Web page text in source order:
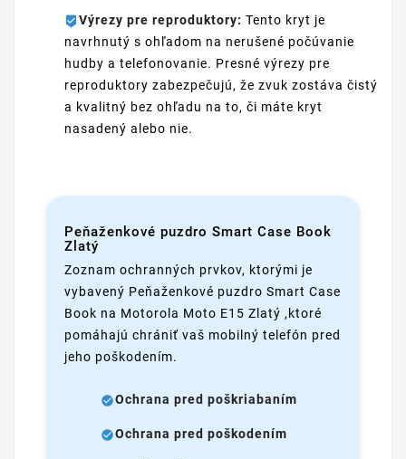
Výrezy pre reproduktory: Tento kryt je
navrhnutý s ohľadom na nerušené počúvanie
hudby a telefonovanie. Presné výrezy pre
reproduktory zabezpečujú, že zvuk zostáva čistý
a kvalitný bez ohľadu na to, či máte kryt
nasadený alebo nie.
Peňaženkové puzdro Smart Case Book
Zlatý
Zoznam ochranných prvkov, ktorými je
vybavený Peňaženkové puzdro Smart Case
Book na Motorola Moto E15 Zlatý ,ktoré
pomáhajú chrániť vaš mobilný telefón pred
jeho poškodením.
Ochrana pred poškriabaním
Ochrana pred poškodením